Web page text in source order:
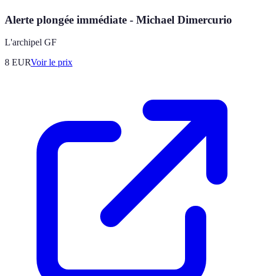
Alerte plongée immédiate - Michael Dimercurio
L'archipel GF
8 EURVoir le prix